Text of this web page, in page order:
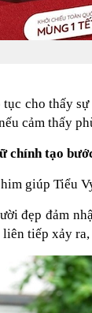
cho thấy
cảm thấy
chính tạo
giúp Tiểu
đẹp đảm
tiếp xảy